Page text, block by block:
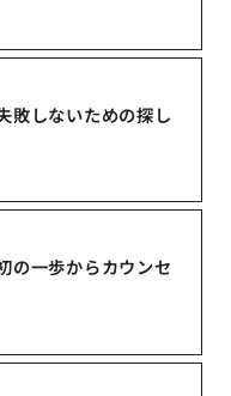
敗しないための探し
の一歩からカウンセ